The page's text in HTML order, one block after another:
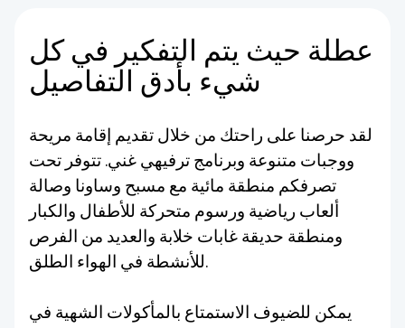
عطلة حيث يتم التفكير في كل
شيء بأدق التفاصيل
لقد حرصنا على راحتك من خلال تقديم إقامة مريحة
ووجبات متنوعة وبرنامج ترفيهي غني. تتوفر تحت
تصرفكم منطقة مائية مع مسبح وساونا وصالة
ألعاب رياضية ورسوم متحركة للأطفال والكبار
ومنطقة حديقة غابات خلابة والعديد من الفرص
للأنشطة في الهواء الطلق.
يمكن للضيوف الاستمتاع بالمأكولات الشهية في